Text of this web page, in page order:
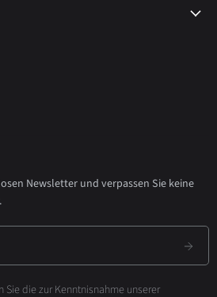
Newsletter und verpassen Sie keine
die zur Kenntnisnahme unserer